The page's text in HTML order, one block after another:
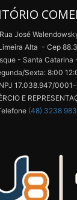
Rua José
Alta - Cep
- Santa Catarina
Sexta: 8:00
17.038.947/
E
(48) 3238